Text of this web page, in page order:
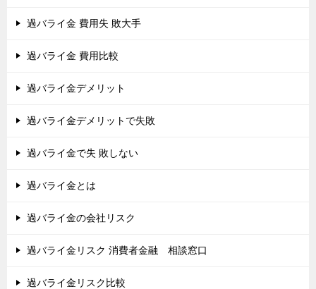
過バライ金 費用失 敗大手
過バライ金 費用比較
過バライ金デメリット
過バライ金デメリットで失敗
過バライ金で失 敗しない
過バライ金とは
過バライ金の会社リスク
過バライ金リスク 消費者金融 相談窓口
過バライ金リスク比較